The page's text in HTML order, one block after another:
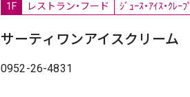
1F レストラン・フード ｼﾞｭｰｽ・ｱｲｽ・ｸﾚｰﾌﾟ
サーティワンアイスクリーム
0952-26-4831